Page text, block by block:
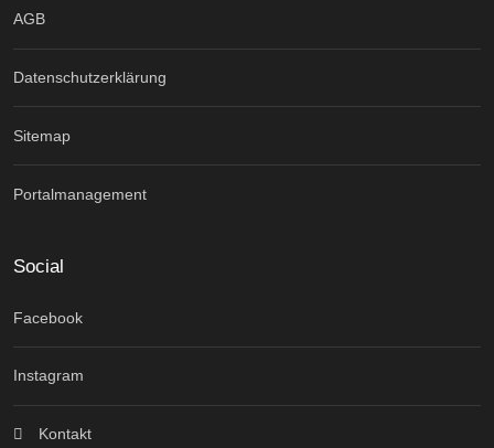
AGB
Datenschutzerklärung
Sitemap
Portalmanagement
Social
Facebook
Instagram
Kontakt